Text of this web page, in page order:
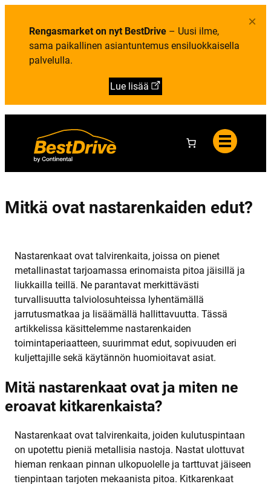
Rengasmarket on nyt BestDrive – Uusi ilme,
sama paikallinen asiantuntemus ensiluokkaisella
palvelulla.
Lue lisää
×
i
t
e
l
u
t
Mitkä ovat nastarenkaiden edut?
Nastarenkaat ovat talvirenkaita, joissa on pienet
metallinastat tarjoamassa erinomaista pitoa jäisillä ja
liukkailla teillä. Ne parantavat merkittävästi
turvallisuutta talviolosuhteissa lyhentämällä
jarrutusmatkaa ja lisäämällä hallittavuutta. Tässä
artikkelissa käsittelemme nastarenkaiden
toimintaperiaatteen, suurimmat edut, sopivuuden eri
kuljettajille sekä käytännön huomioitavat asiat.
Mitä nastarenkaat ovat ja miten ne
eroavat kitkarenkaista?
Nastarenkaat ovat talvirenkaita, joiden kulutuspintaan
on upotettu pieniä metallisia nastoja. Nastat ulottuvat
hieman renkaan pinnan ulkopuolelle ja tarttuvat jäiseen
tienpintaan tarjoten mekaanista pitoa. Kitkarenkaat